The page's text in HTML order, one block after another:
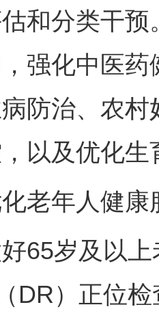
和分类干
强化中医
防治、农村
以及优化
年人健康
岁及以上
DR）正位